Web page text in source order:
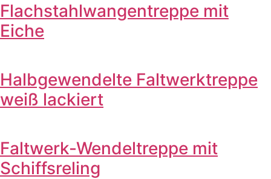
Flachstahlwangentreppe mit
Eiche
Halbgewendelte Faltwerktreppe
weiß lackiert
Faltwerk-Wendeltreppe mit
Schiffsreling